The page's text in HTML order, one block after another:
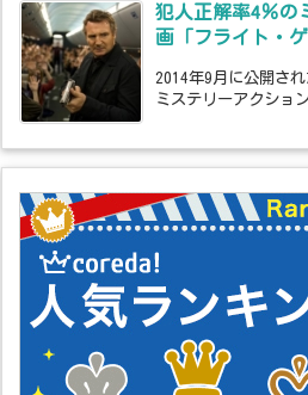
犯人正解率4％の
画「フライト・
2014年9月に公開さ
ミステリーアクショ